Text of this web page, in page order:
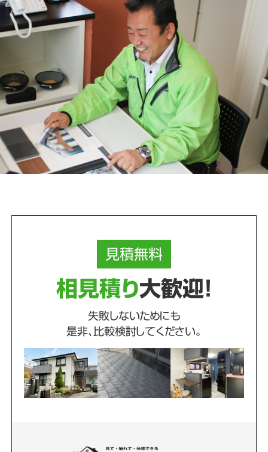
見積無料
相見積り大歓迎！
失敗しないためにも
是非、比較検討してください。